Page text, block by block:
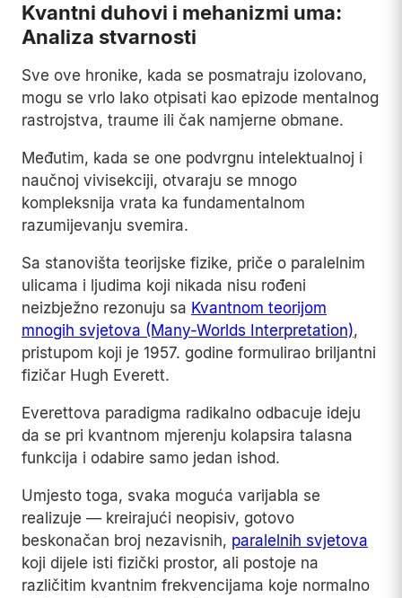
Kvantni duhovi i mehanizmi uma:
Analiza stvarnosti
Sve ove hronike, kada se posmatraju izolovano,
mogu se vrlo lako otpisati kao epizode mentalnog
rastrojstva, traume ili čak namjerne obmane.
Međutim, kada se one podvrgnu intelektualnoj i
naučnoj vivisekciji, otvaraju se mnogo
kompleksnija vrata ka fundamentalnom
razumijevanju svemira.
Sa stanovišta teorijske fizike, priče o paralelnim
ulicama i ljudima koji nikada nisu rođeni
neizbježno rezonuju sa Kvantnom teorijom
mnogih svjetova (Many-Worlds Interpretation),
pristupom koji je 1957. godine formulirao briljantni
fizičar Hugh Everett.
Everettova paradigma radikalno odbacuje ideju
da se pri kvantnom mjerenju kolapsira talasna
funkcija i odabire samo jedan ishod.
Umjesto toga, svaka moguća varijabla se
realizuje — kreirajući neopisiv, gotovo
beskonačan broj nezavisnih, paralelnih svjetova
koji dijele isti fizički prostor, ali postoje na
različitim kvantnim frekvencijama koje normalno